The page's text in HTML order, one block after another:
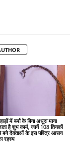
में बर्मा के बिना अधूरा माना
है शुभ कार्य, जानें 108 तिनकों
बने देवताओं के इस पवित्र आसन
रहस्य